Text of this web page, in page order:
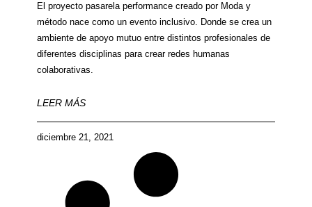
El proyecto pasarela performance creado por Moda y
método nace como un evento inclusivo. Donde se crea un
ambiente de apoyo mutuo entre distintos profesionales de
diferentes disciplinas para crear redes humanas
colaborativas.
LEER MÁS
diciembre 21, 2021